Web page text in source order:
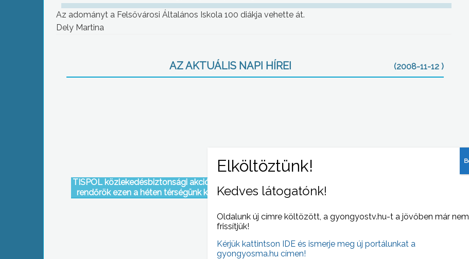
Az adományt a Felsővárosi Általános Iskola 100 diákja vehette át.
Dely Martina
AZ AKTUÁLIS NAPI HÍREI (2008-11-12 )
TISPOL közlekedésbiztonsági akció tartanak a
rendőrök ezen a héten térségünk közútjain is
történnek balesetek
Kedves látogatónk!
Oldalunk új címre költözött, a gyongyostv.hu-t a jövőben már nem
frissítjük!
Kérjük kattintson IDE és ismerje meg új portálunkat a
gyongyosma.hu címen!